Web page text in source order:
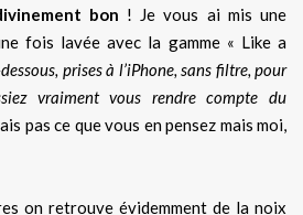
bon ! Je vous ai mis une
fois lavée avec la gamme « Like a
prises à l’iPhone, sans filtre, pour
vraiment vous rendre compte du
pas ce que vous en pensez mais moi,
on retrouve évidemment de la noix